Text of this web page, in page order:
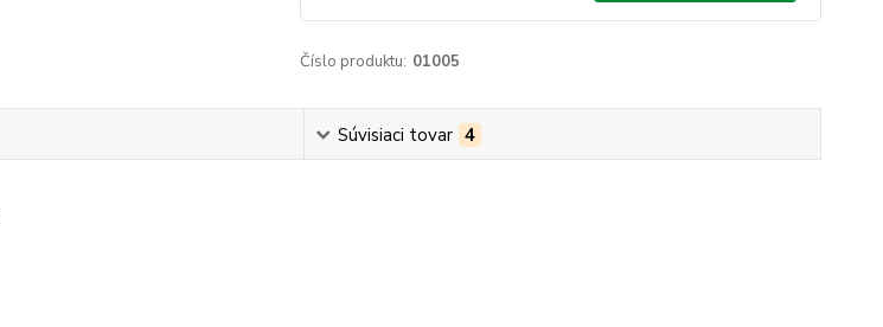
Číslo produktu: 01005
Súvisiaci tovar 4